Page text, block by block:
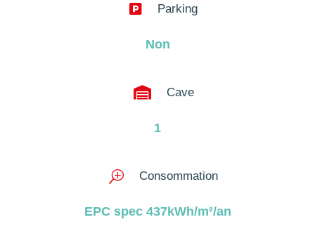
 Parking
Non
 Cave
1
T Consommation
EPC spec 437kWh/m²/an